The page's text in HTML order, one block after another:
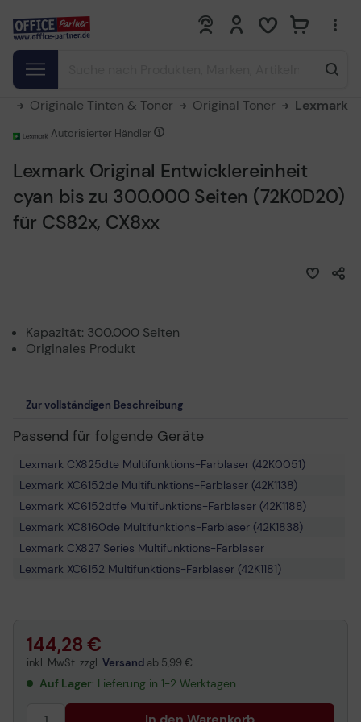
0 0
Originale Tinten & Toner Original Toner Lexmark
Lexmark Original Entwicklereinheit
cyan bis zu 300.000 Seiten (72K0D20)
für CS82x, CX8xx
Autorisierter Händler
Kapazität: 300.000 Seiten
Originales Produkt
Zur vollständigen Beschreibung
Passend für folgende Geräte
Lexmark CX825dte Multifunktions-Farblaser (42K0051)
Lexmark XC6152de Multifunktions-Farblaser (42K1138)
Lexmark XC6152dtfe Multifunktions-Farblaser (42K1188)
Lexmark XC8160de Multifunktions-Farblaser (42K1838)
Lexmark CX827 Series Multifunktions-Farblaser
Lexmark XC6152 Multifunktions-Farblaser (42K1181)
Lexmark CX820de Multifunktions-Farblaser (42K0020)
Lexmark XC8163 Multifunktions-Farblaser
Lexmark C6160de Farblaserdrucker (21K0312)
Lexmark XC8160dte Multifunktions-Farblaser (42K1888)
144,28 €
inkl. MwSt. zzgl. Versand ab 5,99 €
Auf Lager: Lieferung in 1-2 Werktagen